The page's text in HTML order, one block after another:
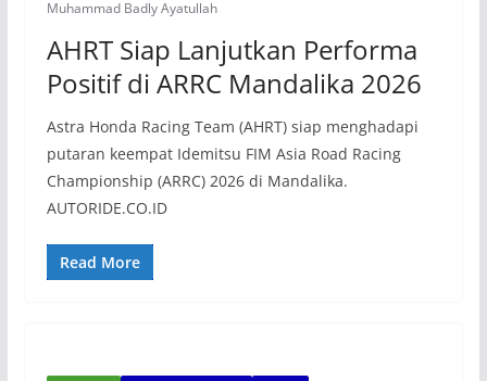
Muhammad Badly Ayatullah
AHRT Siap Lanjutkan Performa
Positif di ARRC Mandalika 2026
Astra Honda Racing Team (AHRT) siap menghadapi
putaran keempat Idemitsu FIM Asia Road Racing
Championship (ARRC) 2026 di Mandalika.
AUTORIDE.CO.ID
Read More